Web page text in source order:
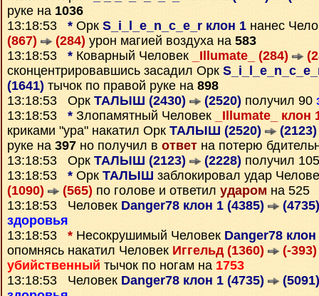
руке на 1036
13:18:53 * Орк S_i_l_e_n_c_e_r клон 1 нанес
(867)
(284) урон магией воздуха на 583
13:18:53 * Коварный Человек _Illumate_ (284)
сконцентрировавшись засадил Орк
(1641) тычок по правой руке на 898
13:18:53 Орк ТАЛЫШ (2430) (2520) получил 90
13:18:53 * Злопамятный Человек
_Illumate_ клон
криками "ура" накатил Орк ТАЛЫШ (2520) (2123)
руке на 397 но получил в ответ на потерю
13:18:53 Орк ТАЛЫШ (2123) (2228) получил
13:18:53 * Орк ТАЛЫШ заблокировал удар
(1090)
(565) по голове и ответил ударом на 525
13:18:53 Человек Danger78 клон 1 (4385)
(4735)
здоровья
13:18:53 * Несокрушимый Человек Danger78
опомнясь накатил Человек Иггельд (1360)
(-393)
убийственный тычок по ногам на 1753
13:18:53 Человек Danger78 клон 1 (4735)
(5091)